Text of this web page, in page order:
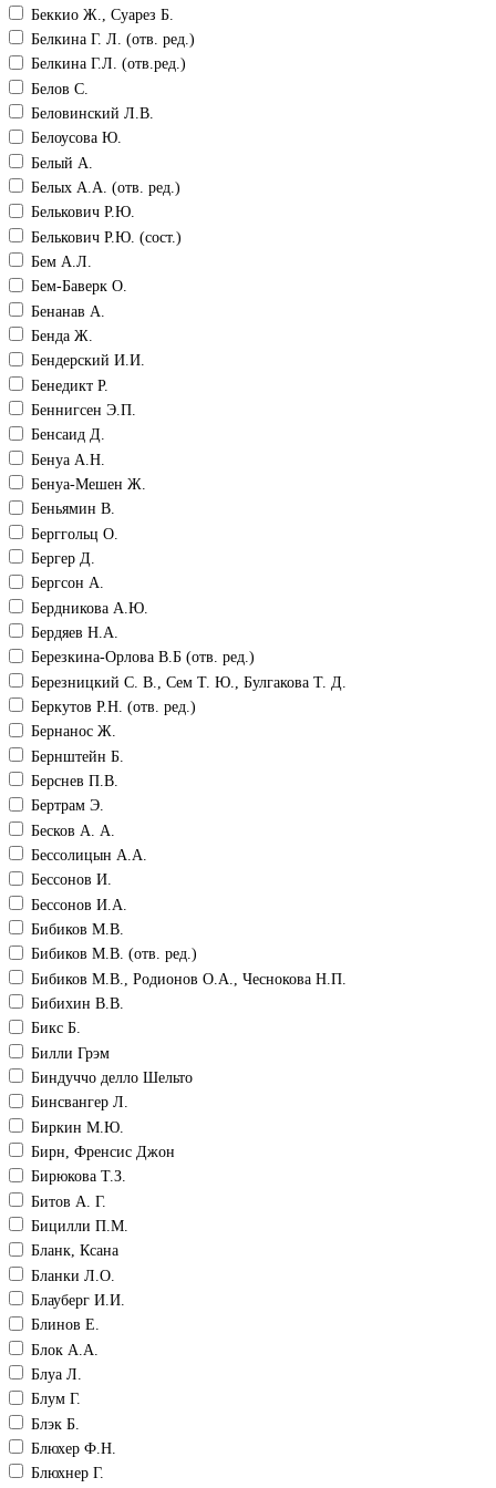
Беккио Ж., Суарез Б.
Белкина Г. Л. (отв. ред.)
Белкина Г.Л. (отв.ред.)
Белов С.
Беловинский Л.В.
Белоусова Ю.
Белый А.
Белых А.А. (отв. ред.)
Белькович Р.Ю.
Белькович Р.Ю. (сост.)
Бем А.Л.
Бем-Баверк О.
Бенанав А.
Бенда Ж.
Бендерский И.И.
Бенедикт Р.
Беннигсен Э.П.
Бенсаид Д.
Бенуа А.Н.
Бенуа-Мешен Ж.
Беньямин В.
Берггольц О.
Бергер Д.
Бергсон А.
Бердникова А.Ю.
Бердяев Н.А.
Березкина-Орлова В.Б (отв. ред.)
Березницкий С. В., Сем Т. Ю., Булгакова Т. Д.
Беркутов Р.Н. (отв. ред.)
Бернанос Ж.
Бернштейн Б.
Берснев П.В.
Бертрам Э.
Бесков А. А.
Бессолицын А.А.
Бессонов И.
Бессонов И.А.
Бибиков М.В.
Бибиков М.В. (отв. ред.)
Бибиков М.В., Родионов О.А., Чеснокова Н.П.
Бибихин В.В.
Бикс Б.
Билли Грэм
Биндуччо делло Шельто
Бинсвангер Л.
Биркин М.Ю.
Бирн, Френсис Джон
Бирюкова Т.З.
Битов А. Г.
Бицилли П.М.
Бланк, Ксана
Бланки Л.О.
Блауберг И.И.
Блинов Е.
Блок А.А.
Блуа Л.
Блум Г.
Блэк Б.
Блюхер Ф.Н.
Блюхнер Г.